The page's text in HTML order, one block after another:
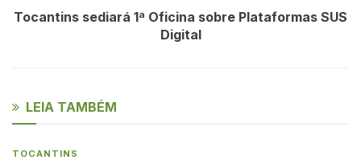
Tocantins sediará 1ª Oficina sobre Plataformas SUS
Digital
LEIA TAMBÉM
TOCANTINS